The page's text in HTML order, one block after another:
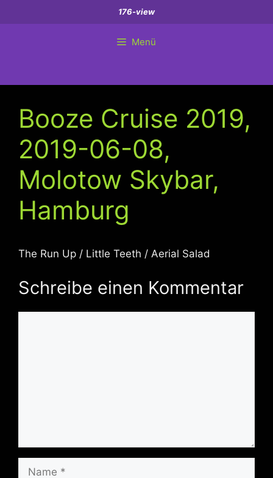
Inhalt
176-view
Menü
Booze Cruise 2019,
2019-06-08,
Molotow Skybar,
Hamburg
The Run Up / Little Teeth / Aerial Salad
Schreibe einen Kommentar